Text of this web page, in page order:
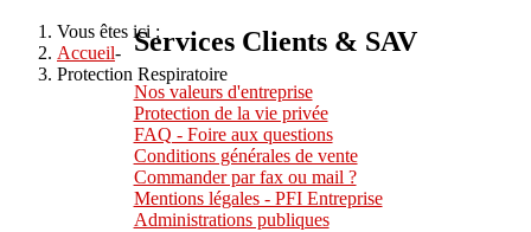
Vous êtes ici :
Accueil-
Protection Respiratoire
Services Clients & SAV
Nos valeurs d'entreprise
Protection de la vie privée
FAQ - Foire aux questions
Conditions générales de vente
Commander par fax ou mail ?
Mentions légales - PFI Entreprise
Administrations publiques